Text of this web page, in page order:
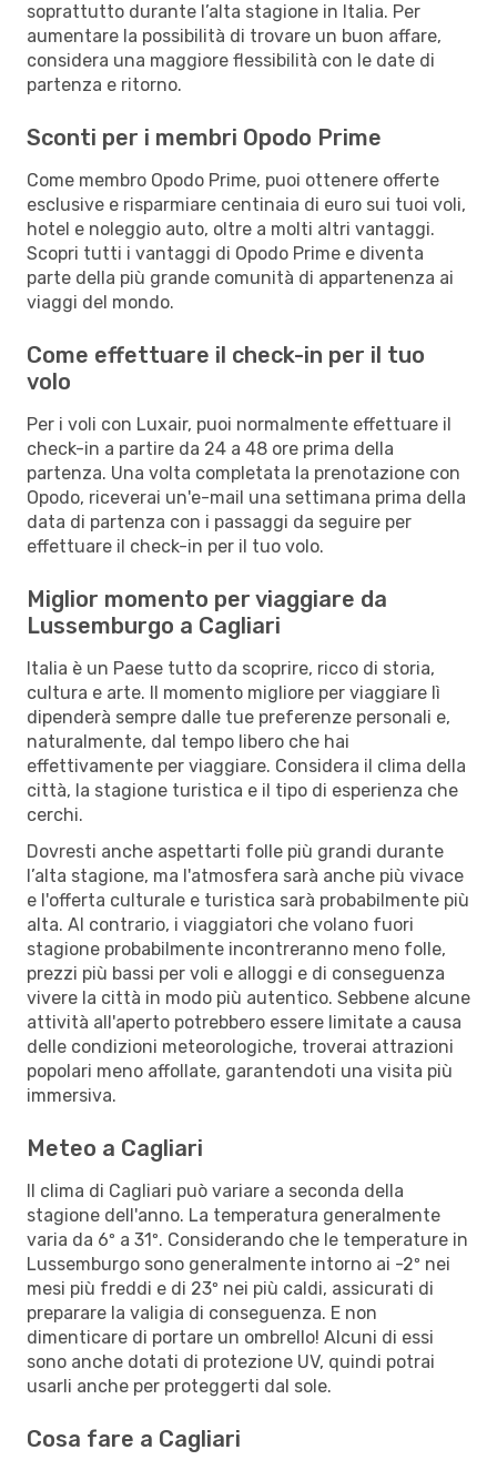
soprattutto durante l’alta stagione in Italia. Per
aumentare la possibilità di trovare un buon affare,
considera una maggiore flessibilità con le date di
partenza e ritorno.
Sconti per i membri Opodo Prime
Come membro Opodo Prime, puoi ottenere offerte
esclusive e risparmiare centinaia di euro sui tuoi voli,
hotel e noleggio auto, oltre a molti altri vantaggi.
Scopri tutti i vantaggi di Opodo Prime e diventa
parte della più grande comunità di appartenenza ai
viaggi del mondo.
Come effettuare il check-in per il tuo
volo
Per i voli con Luxair, puoi normalmente effettuare il
check-in a partire da 24 a 48 ore prima della
partenza. Una volta completata la prenotazione con
Opodo, riceverai un'e-mail una settimana prima della
data di partenza con i passaggi da seguire per
effettuare il check-in per il tuo volo.
Miglior momento per viaggiare da
Lussemburgo a Cagliari
Italia è un Paese tutto da scoprire, ricco di storia,
cultura e arte. Il momento migliore per viaggiare lì
dipenderà sempre dalle tue preferenze personali e,
naturalmente, dal tempo libero che hai
effettivamente per viaggiare. Considera il clima della
città, la stagione turistica e il tipo di esperienza che
cerchi.
Dovresti anche aspettarti folle più grandi durante
l’alta stagione, ma l'atmosfera sarà anche più vivace
e l'offerta culturale e turistica sarà probabilmente più
alta. Al contrario, i viaggiatori che volano fuori
stagione probabilmente incontreranno meno folle,
prezzi più bassi per voli e alloggi e di conseguenza
vivere la città in modo più autentico. Sebbene alcune
attività all'aperto potrebbero essere limitate a causa
delle condizioni meteorologiche, troverai attrazioni
popolari meno affollate, garantendoti una visita più
immersiva.
Meteo a Cagliari
Il clima di Cagliari può variare a seconda della
stagione dell'anno. La temperatura generalmente
varia da 6º a 31º. Considerando che le temperature in
Lussemburgo sono generalmente intorno ai -2º nei
mesi più freddi e di 23º nei più caldi, assicurati di
preparare la valigia di conseguenza. E non
dimenticare di portare un ombrello! Alcuni di essi
sono anche dotati di protezione UV, quindi potrai
usarli anche per proteggerti dal sole.
Cosa fare a Cagliari